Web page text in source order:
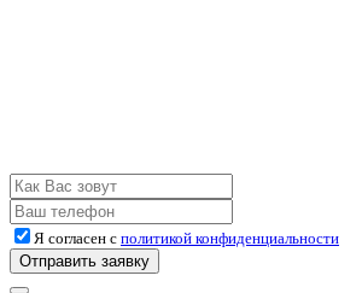
Я согласен с политикой конфиденциальности
Отправить заявку